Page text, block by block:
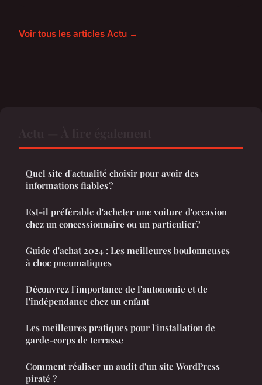
Voir tous les articles Actu →
Quel site d'actualité choisir pour avoir des
informations fiables ?
Est-il préférable d'acheter une voiture d'occasion
chez un concessionnaire ou un particulier?
Guide d'achat 2024 : Les meilleures boulonneuses
à choc pneumatiques
Découvrez l'importance de l'autonomie et de
l'indépendance chez un enfant
Les meilleures pratiques pour l'installation de
garde-corps de terrasse
Comment réaliser un audit d'un site WordPress
piraté ?